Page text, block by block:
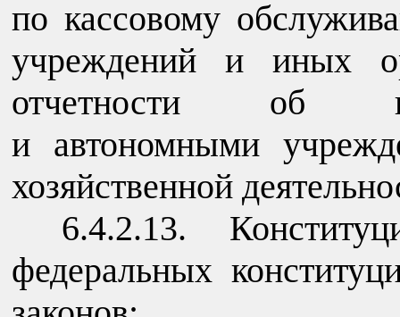
по кассовому
учреждений и иных
отчетности об
и автономными
хозяйственной
6.4.2.13.
федеральных